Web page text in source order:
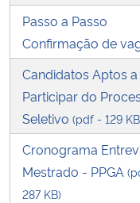
Passo a Passo
Confirmação de
Candidatos Aptos a
Participar do
Seletivo (pdf - 129
Cronograma
Mestrado - PPGA
287 KB)